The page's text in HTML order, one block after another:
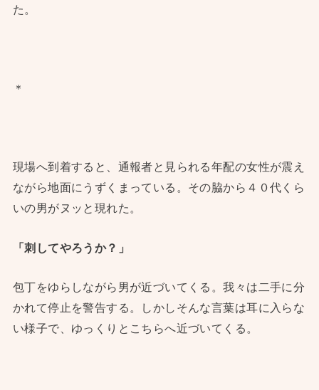
た。
＊
現場へ到着すると、通報者と見られる年配の女性が震え
ながら地面にうずくまっている。その脇から４０代くら
いの男がヌッと現れた。
「刺してやろうか？」
包丁をゆらしながら男が近づいてくる。我々は二手に分
かれて停止を警告する。しかしそんな言葉は耳に入らな
い様子で、ゆっくりとこちらへ近づいてくる。